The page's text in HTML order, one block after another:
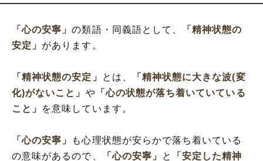
「心の安寧」の類語・同義語として、
「精神状態の
安定」 があります。
「精神状態の安定」 とは、
「精神状態に大きな波(変
化)がないこと」 や 「心の状態が落ち着いていている
こと」
を意味しています。
「心の安寧」
も心理状態が安らかで落ち着いている
の意味があるので、
「心の安寧」 と
「安定した精神